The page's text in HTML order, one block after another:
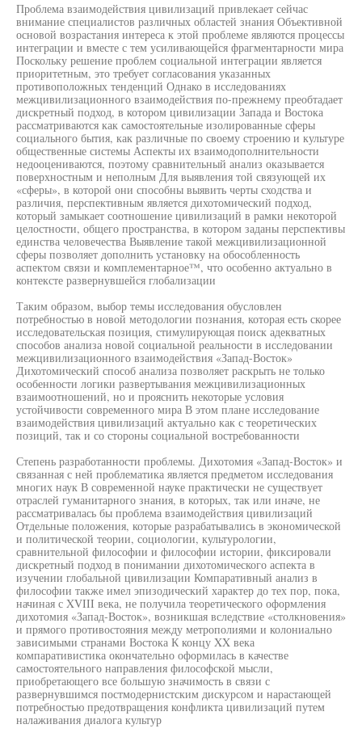
Проблема взаимодействия цивилизаций привлекает сейчас
внимание специалистов различных областей знания Объективной
основой возрастания интереса к этой проблеме являются процессы
интеграции и вместе с тем усиливающейся фрагментарности мира
Поскольку решение проблем социальной интеграции является
приоритетным, это требует согласования указанных
противоположных тенденций Однако в исследованиях
межцивилизационного взаимодействия по-прежнему преобтадает
дискретный подход, в котором цивилизации Запада и Востока
рассматриваются как самостоятельные изолированные сферы
социального бытия, как различные по своему строению и культуре
общественные системы Аспекты их взаимодополнительности
недооцениваются, поэтому сравнительный анализ оказывается
поверхностным и неполным Для выявления той связующей их
«сферы», в которой они способны выявить черты сходства и
различия, перспективным является дихотомический подход,
который замыкает соотношение цивилизаций в рамки некоторой
целостности, общего пространства, в котором заданы перспективы
единства человечества Выявление такой межцивилизационной
сферы позволяет дополнить установку на обособленность
аспектом связи и комплементарное™, что особенно актуально в
контексте развернувшейся глобализации
Таким образом, выбор темы исследования обусловлен
потребностью в новой методологии познания, которая есть скорее
исследовательская позиция, стимулирующая поиск адекватных
способов анализа новой социальной реальности в исследовании
межцивилизационного взаимодействия «Запад-Восток»
Дихотомический способ анализа позволяет раскрыть не только
особенности логики развертывания межцивилизационных
взаимоотношений, но и прояснить некоторые условия
устойчивости современного мира В этом плане исследование
взаимодействия цивилизаций актуально как с теоретических
позиций, так и со стороны социальной востребованности
Степень разработанности проблемы. Дихотомия «Запад-Восток» и
связанная с ней проблематика является предметом исследования
многих наук В современной науке практически не существует
отраслей гуманитарного знания, в которых, так или иначе, не
рассматривалась бы проблема взаимодействия цивилизаций
Отдельные положения, которые разрабатывались в экономической
и политической теории, социологии, культурологии,
сравнительной философии и философии истории, фиксировали
дискретный подход в понимании дихотомического аспекта в
изучении глобальной цивилизации Компаративный анализ в
философии также имел эпизодический характер до тех пор, пока,
начиная с XVIII века, не получила теоретического оформления
дихотомия «Запад-Восток», возникшая вследствие «столкновения»
и прямого противостояния между метрополиями и колониально
зависимыми странами Востока К концу XX века
компаративистика окончательно оформилась в качестве
самостоятельного направления философской мысли,
приобретающего все большую значимость в связи с
развернувшимся постмодернистским дискурсом и нарастающей
потребностью предотвращения конфликта цивилизаций путем
налаживания диалога культур